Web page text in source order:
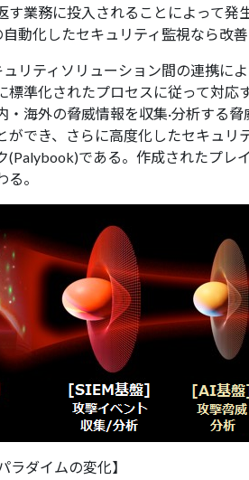
す業務に投入されることによって
自動化したセキュリティ監視なら改
ュリティソリューション間の連携に
標準化されたプロセスに従って対
・海外の脅威情報を収集·分析する
ができ、さらに高度化したセキュ
(Palybook)である。作成されたプレ
。
ラダイムの変化】